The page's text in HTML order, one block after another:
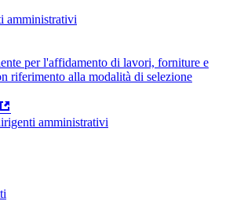
amministrativi
per l'affidamento di lavori, forniture e
riferimento alla modalità di selezione
amministrativi